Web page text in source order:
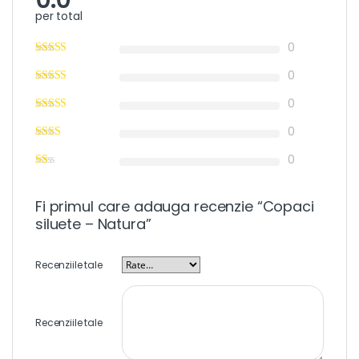
per total
0
0
0
0
0
Fi primul care adauga recenzie “Copaci
siluete – Natura”
Recenziile tale
Recenziile tale